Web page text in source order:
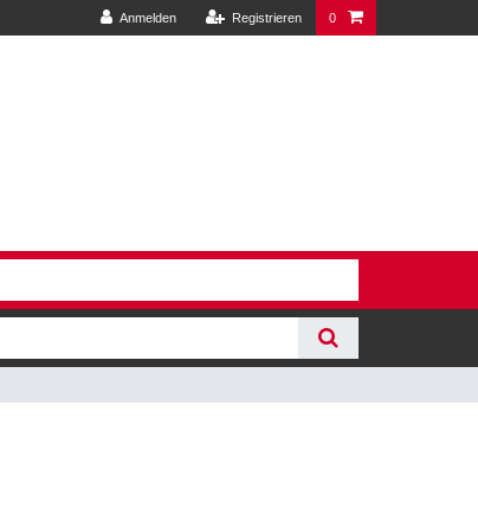
Anmelden Registrieren 0